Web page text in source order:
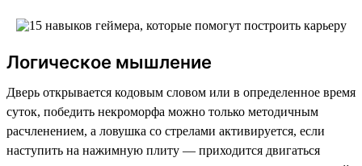
Логическое мышление
Дверь открывается кодовым словом или в определенное время
суток, победить некроморфа можно только методичным
расчленением, а ловушка со стрелами активируется, если
наступить на нажимную плиту — приходится двигаться